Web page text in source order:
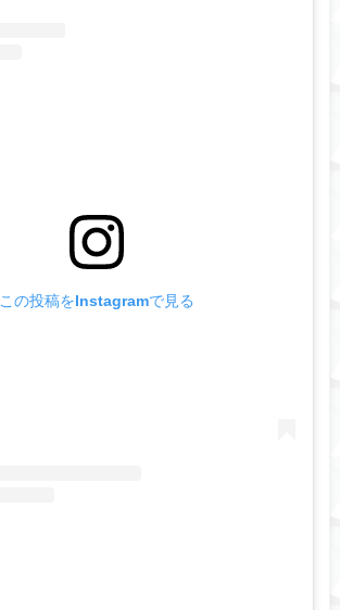
この投稿をInstagramで見る